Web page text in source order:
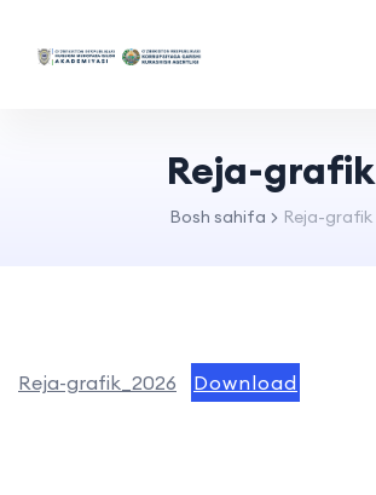
Reja-grafik
Bosh sahifa Reja-grafik
Reja-grafik_2026 Download